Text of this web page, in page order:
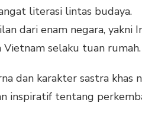
literasi lintas budaya.
dari enam negara, yakni
Vietnam selaku tuan rumah.
dan karakter sastra khas
inspiratif tentang